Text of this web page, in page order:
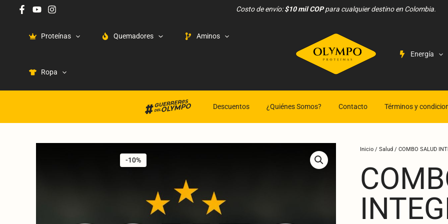
contenido
Costo de envío:$10 mil COPpara cualquier destino en Colombia.
Proteínas Quemadores Aminos
Ropa
Energía
Descuentos ¿Quiénes Somos? Contacto Términos y
-10%
Inicio / Salud / COMBO SALUD
COMBO
INTEGRAL
:Colágeno
+
omega3